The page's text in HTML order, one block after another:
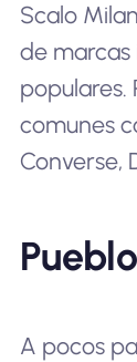
Scalo
de marcas
populares.
comunes
Converse,
A pocos